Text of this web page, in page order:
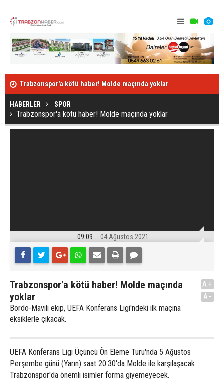
Trabzonspor'a kötü haber! Molde maçında yoklar
HABERLER SPOR
Trabzonspor'a kötü haber! Molde maçında yoklar
09:09 04 Ağustos 2021
Trabzonspor'a kötü haber! Molde maçında
yoklar
Bordo-Mavili ekip, UEFA Konferans Ligi'ndeki ilk maçına
eksiklerle çıkacak.
A+
A-
UEFA Konferans Ligi Üçüncü Ön Eleme Turu'nda 5 Ağustos
Perşembe günü (Yarın) saat 20.30'da Molde ile karşılaşacak
Trabzonspor'da önemli isimler forma giyemeyecek.